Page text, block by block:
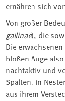
ernähren sich
Von großer
gallinae), die
Die
bloßen Auge
nachtaktiv und
Spalten, in
aus ihrem